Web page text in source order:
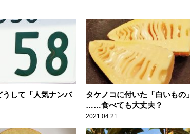
うして「人気ナンバ
タケノコに付いた「白いもの」
……食べても大丈夫？
2021.04.21